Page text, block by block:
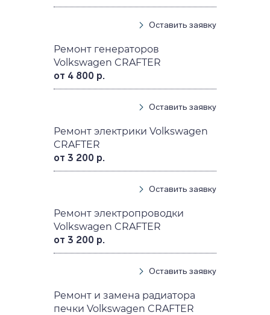
Оставить заявку
Ремонт генераторов
Volkswagen CRAFTER
от 4 800 р.
Оставить заявку
Ремонт электрики Volkswagen
CRAFTER
от 3 200 р.
Оставить заявку
Ремонт электропроводки
Volkswagen CRAFTER
от 3 200 р.
Оставить заявку
Ремонт и замена радиатора
печки Volkswagen CRAFTER